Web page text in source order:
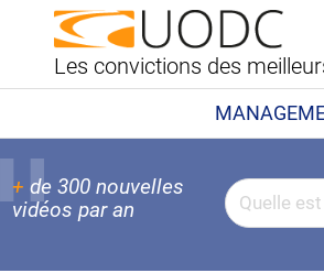
Les convictions des
+ de 300 nouvelles
vidéos par an